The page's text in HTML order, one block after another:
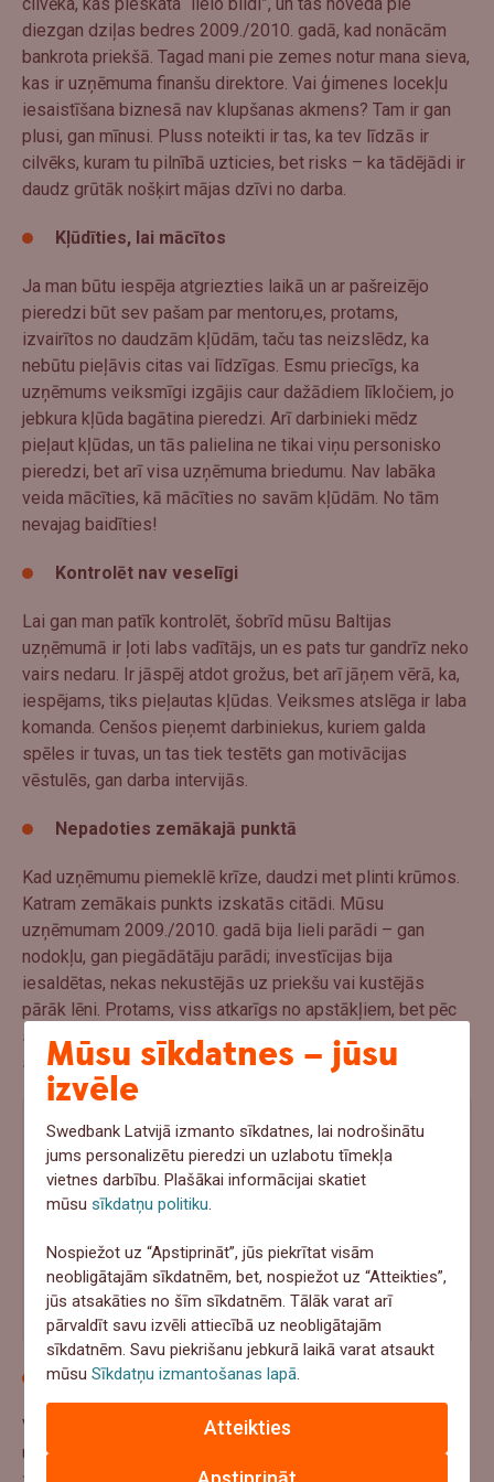
cilvēka, kas pieskata “lielo bildi”, un tas noveda pie
diezgan dziļas bedres 2009./2010. gadā, kad nonācām
bankrota priekšā. Tagad mani pie zemes notur mana sieva,
kas ir uzņēmuma finanšu direktore. Vai ģimenes locekļu
iesaistīšana biznesā nav klupšanas akmens? Tam ir gan
plusi, gan mīnusi. Pluss noteikti ir tas, ka tev līdzās ir
cilvēks, kuram tu pilnībā uzticies, bet risks – ka tādējādi ir
daudz grūtāk nošķirt mājas dzīvi no darba.
Kļūdīties, lai mācītos
Ja man būtu iespēja atgriezties laikā un ar pašreizējo
pieredzi būt sev pašam par mentoru,es, protams,
izvairītos no daudzām kļūdām, taču tas neizslēdz, ka
nebūtu pieļāvis citas vai līdzīgas. Esmu priecīgs, ka
uzņēmums veiksmīgi izgājis caur dažādiem līkločiem, jo
jebkura kļūda bagātina pieredzi. Arī darbinieki mēdz
pieļaut kļūdas, un tās palielina ne tikai viņu personisko
pieredzi, bet arī visa uzņēmuma briedumu. Nav labāka
veida mācīties, kā mācīties no savām kļūdām. No tām
nevajag baidīties!
Kontrolēt nav veselīgi
Lai gan man patīk kontrolēt, šobrīd mūsu Baltijas
uzņēmumā ir ļoti labs vadītājs, un es pats tur gandrīz neko
vairs nedaru. Ir jāspēj atdot grožus, bet arī jāņem vērā, ka,
iespējams, tiks pieļautas kļūdas. Veiksmes atslēga ir laba
komanda. Cenšos pieņemt darbiniekus, kuriem galda
spēles ir tuvas, un tas tiek testēts gan motivācijas
vēstulēs, gan darba intervijās.
Nepadoties zemākajā punktā
Kad uzņēmumu piemeklē krīze, daudzi met plinti krūmos.
Katram zemākais punkts izskatās citādi. Mūsu
uzņēmumam 2009./2010. gadā bija lieli parādi – gan
nodokļu, gan piegādātāju parādi; investīcijas bija
iesaldētas, nekas nekustējās uz priekšu vai kustējās
pārāk lēni. Protams, viss atkarīgs no apstākļiem, bet pēc
savas pieredzes varu teikt – ir jābūt ticībai, ka uzņēmumu
spēsit veiksmīgi uzbūvēt no jauna.
Uzticēties saviem spēkiem
Vairāki draugi un paziņas no finanšu sfēras ieteica
uzņēmumu labāk slēgt, taču man bija ļoti žēl pamest visu,
Mūsu sīkdatnes – jūsu
izvēle
Swedbank Latvijā izmanto sīkdatnes, lai nodrošinātu
jums personalizētu pieredzi un uzlabotu tīmekļa
vietnes darbību. Plašākai informācijai skatiet
mūsusīkdatņu politiku.
Nospiežot uz “Apstiprināt”, jūs piekrītat visām
neobligātajām sīkdatnēm, bet, nospiežot uz “Atteikties”,
jūs atsakāties no šīm sīkdatnēm. Tālāk varat arī
pārvaldīt savu izvēli attiecībā uz neobligātajām
sīkdatnēm. Savu piekrišanu jebkurā laikā varat atsaukt
mūsuSīkdatņu izmantošanas lapā.
Atteikties